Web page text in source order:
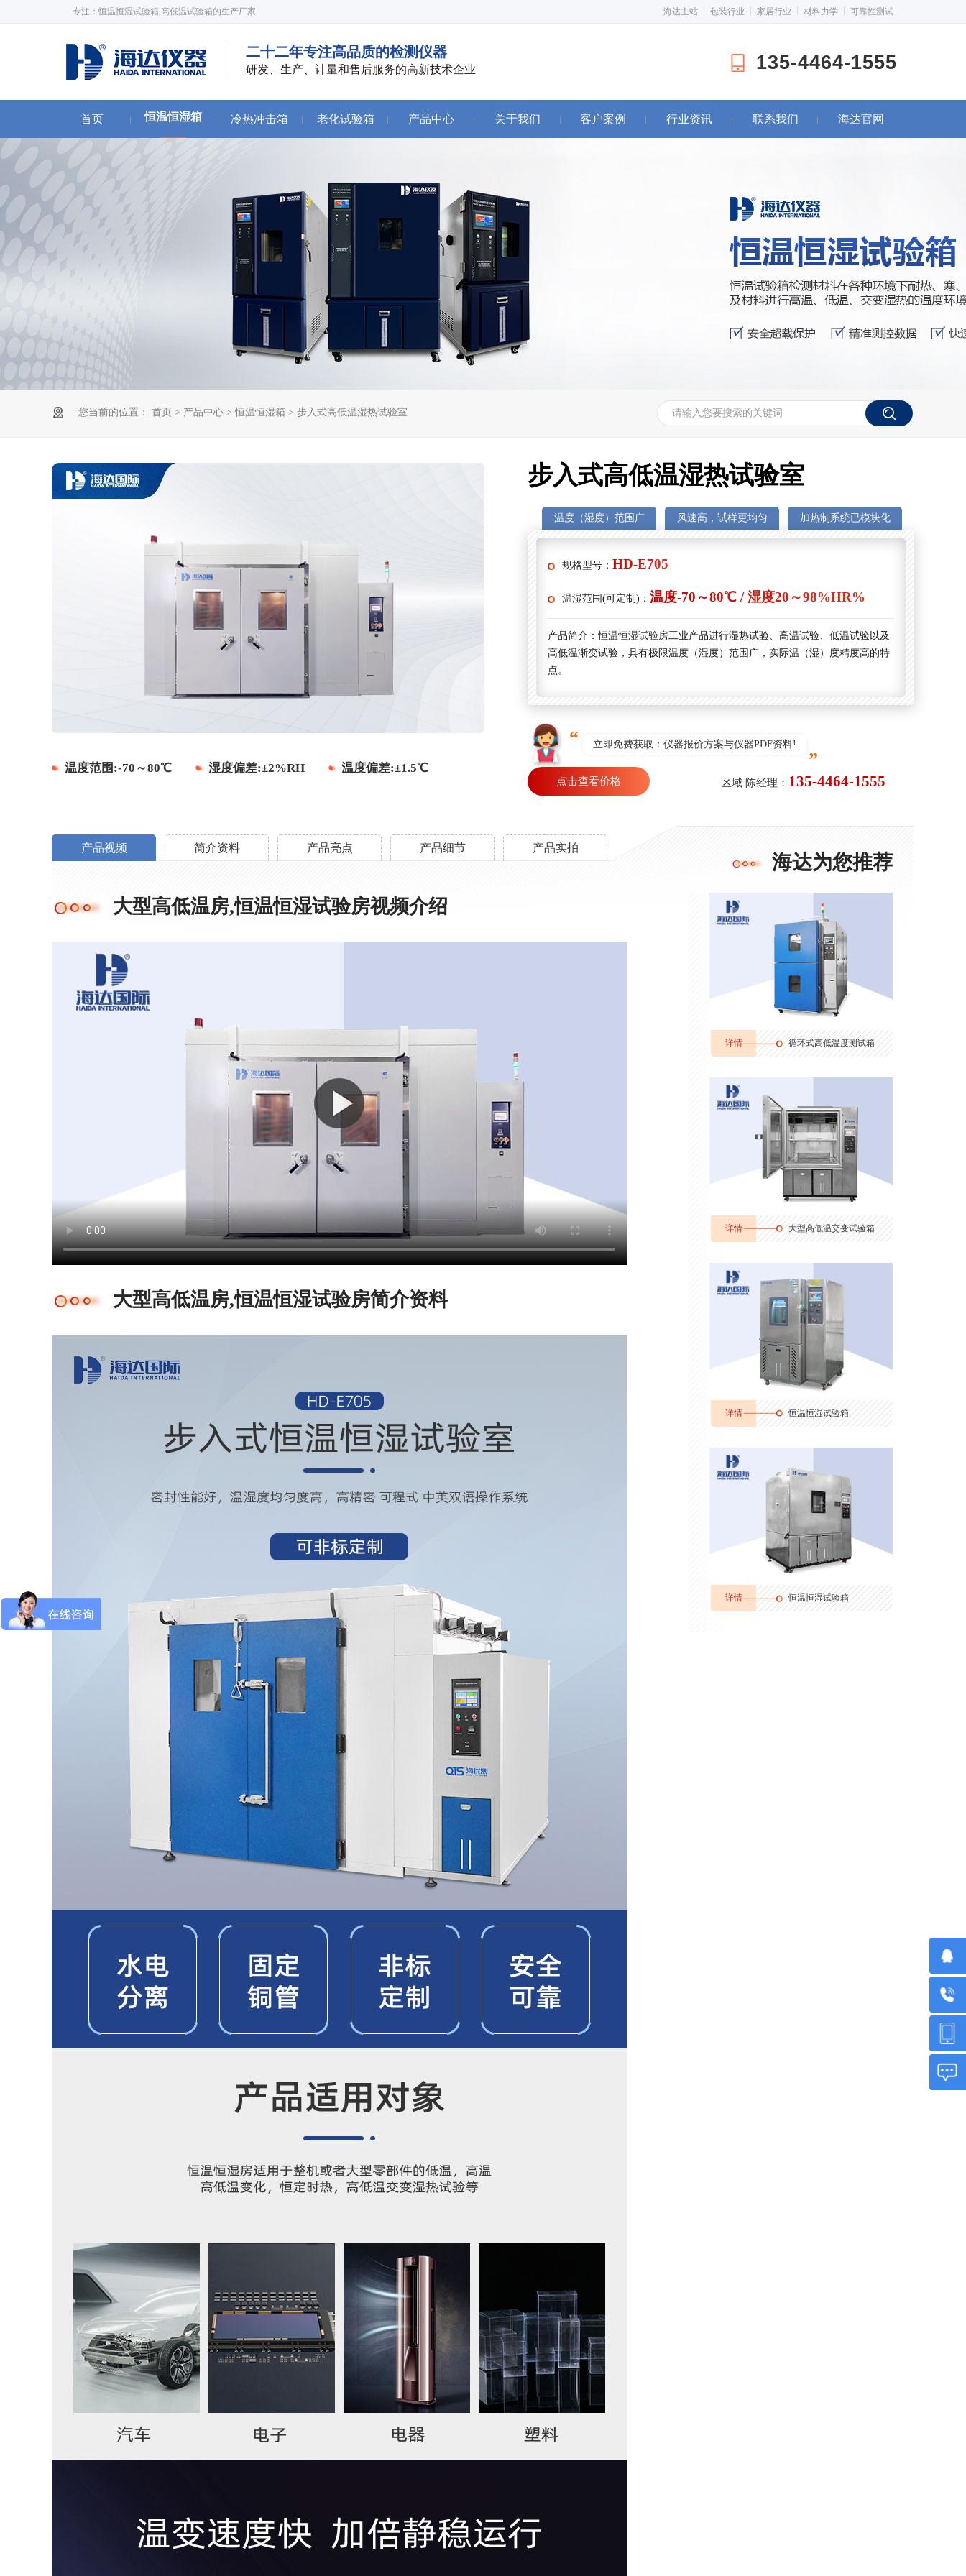
专注：恒温恒湿试验箱,高低温试验箱的生产厂家 海达主站 包装行业 家居行业 材料力学 可靠性测试
二十二年专注高品质的检测仪器
研发、生产、计量和售后服务的高新技术企业 135-4464-1555
首页 恒温恒湿箱 冷热冲击箱 老化试验箱 产品中心 关于我们 客户案例 行业资讯 联系我们 海达官网
您当前的位置： 首页 > 产品中心>恒温恒湿箱 > 步入式高低温湿热试验室
温度范围:-70～80℃ 湿度偏差:±2%RH 温度偏差:±1.5℃
步入式高低温湿热试验室
温度（湿度）范围广 风速高，试样更均匀 加热制系统已模块化
规格型号： HD-E705
温湿范围(可定制)： 温度-70～80℃ / 湿度20～98%HR%
产品简介：恒温恒湿试验房工业产品进行湿热试验、高温试验、低温试验以及
高低温渐变试验，具有极限温度（湿度）范围广，实际温（湿）度精度高的特
点。
立即免费获取：仪器报价方案与仪器PDF资料!
点击查看价格 区域 陈经理： 135-4464-1555
产品视频 简介资料 产品亮点 产品细节 产品实拍
大型高低温房,恒温恒湿试验房视频介绍
大型高低温房,恒温恒湿试验房简介资料
海达为您推荐
详情 循环式高低温度测试箱
详情 大型高低温交变试验箱
详情 恒温恒湿试验箱
详情 恒温恒湿试验箱